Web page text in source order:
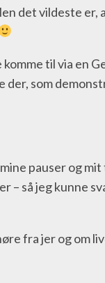
det vildeste
til via en
som
pauser og
så jeg kunne
fra jer og om